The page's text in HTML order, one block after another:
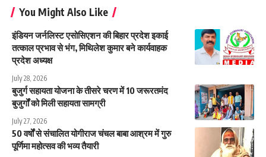
You Might Also Like
इंडियन जर्नलिस्ट एसोसिएशन की बिहार प्रदेश इकाई
तत्काल प्रभाव से भंग, मिथिलेश कुमार बने कार्यवाहक
प्रदेश अध्यक्ष
July 28, 2026
बुजुर्ग सहायता योजना के तीसरे चरण में 10 जरूरतमंद
बुजुर्गों को मिली सहायता सामग्री
July 27, 2026
50 वर्षों से संचालित योगीराज चंचल बाबा आश्रम में गुरु
पूर्णिमा महोत्सव की भव्य तैयारी